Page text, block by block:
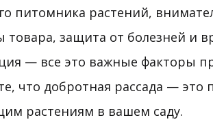
питомника растений,
защита от болезней и
— все это важные факторы
что добротная рассада — это
растениям в вашем саду.